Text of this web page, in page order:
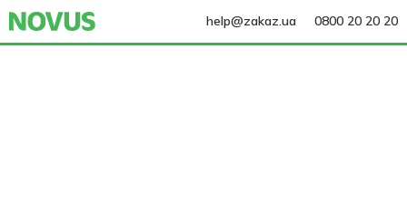
help@zakaz.ua 0800 20 20 20